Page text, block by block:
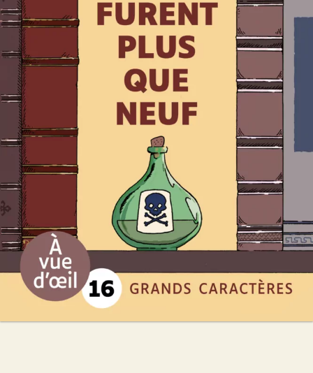
Et ils ne furent plus que neuf
C.A. Larmer
27 €